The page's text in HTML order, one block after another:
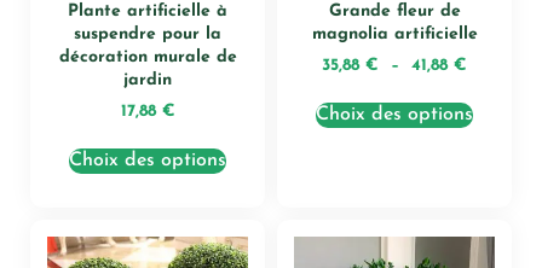
Plante artificielle à
suspendre pour la
décoration murale de
jardin
17,88 €
Choix des options
Grande fleur de
magnolia artificielle
35,88 € – 41,88 €
Choix des options